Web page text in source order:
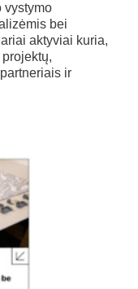
vystymo
bei
aktyviai kuria,
ir